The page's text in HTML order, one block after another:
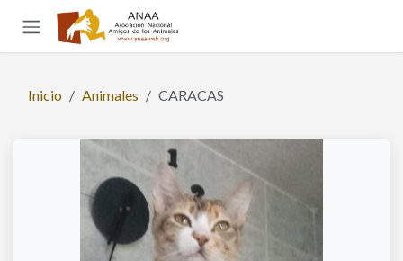
Ir al contenido
Inicio Animales CARACAS